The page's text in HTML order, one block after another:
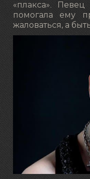
«плакса». Певец
помогала ему
жаловаться, а